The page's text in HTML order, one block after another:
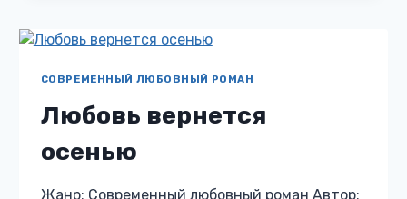
СОВРЕМЕННЫЙ ЛЮБОВНЫЙ РОМАН
Любовь вернется
осенью
Жанр: Современный любовный роман Автор: